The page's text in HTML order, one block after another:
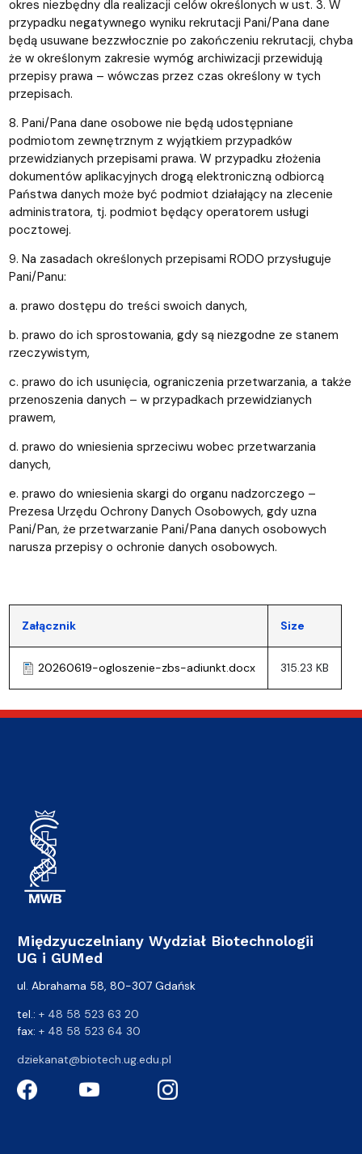
okres niezbędny dla realizacji celów określonych w ust. 3. W
przypadku negatywnego wyniku rekrutacji Pani/Pana dane
będą usuwane bezzwłocznie po zakończeniu rekrutacji, chyba
że w określonym zakresie wymóg archiwizacji przewidują
przepisy prawa – wówczas przez czas określony w tych
przepisach.
8. Pani/Pana dane osobowe nie będą udostępniane
podmiotom zewnętrznym z wyjątkiem przypadków
przewidzianych przepisami prawa. W przypadku złożenia
dokumentów aplikacyjnych drogą elektroniczną odbiorcą
Państwa danych może być podmiot działający na zlecenie
administratora, tj. podmiot będący operatorem usługi
pocztowej.
9. Na zasadach określonych przepisami RODO przysługuje
Pani/Panu:
a. prawo dostępu do treści swoich danych,
b. prawo do ich sprostowania, gdy są niezgodne ze stanem
rzeczywistym,
c. prawo do ich usunięcia, ograniczenia przetwarzania, a także
przenoszenia danych – w przypadkach przewidzianych
prawem,
d. prawo do wniesienia sprzeciwu wobec przetwarzania
danych,
e. prawo do wniesienia skargi do organu nadzorczego –
Prezesa Urzędu Ochrony Danych Osobowych, gdy uzna
Pani/Pan, że przetwarzanie Pani/Pana danych osobowych
narusza przepisy o ochronie danych osobowych.
Załącznik Size
20260619-ogloszenie-zbs-adiunkt.docx 315.23 KB
Międzyuczelniany Wydział Biotechnologii
UG i GUMed
ul. Abrahama 58, 80-307 Gdańsk
tel.: + 48 58 523 63 20
fax: + 48 58 523 64 30
dziekanat@biotech.ug.edu.pl